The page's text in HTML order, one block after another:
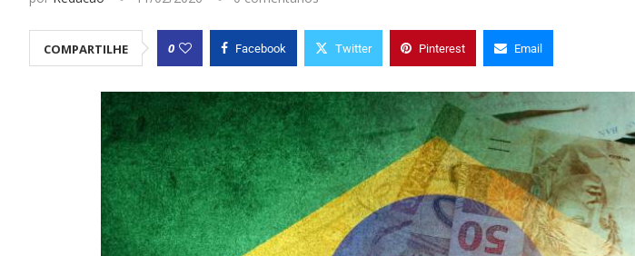
COMPARTILHE 0 Facebook Twitter Pinterest Email